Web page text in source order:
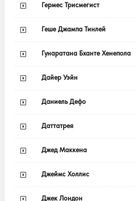
Гермес Трисмегист
Геше Джампа Тинлей
Гунаратана Бханте Хенепола
Дайер Уэйн
Даниель Дефо
Даттатрея
Джед Маккена
Джеймс Холлис
Джек Лондон